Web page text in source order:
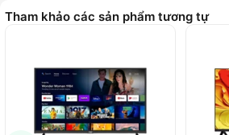
Tham khảo các sản phẩm tương tự